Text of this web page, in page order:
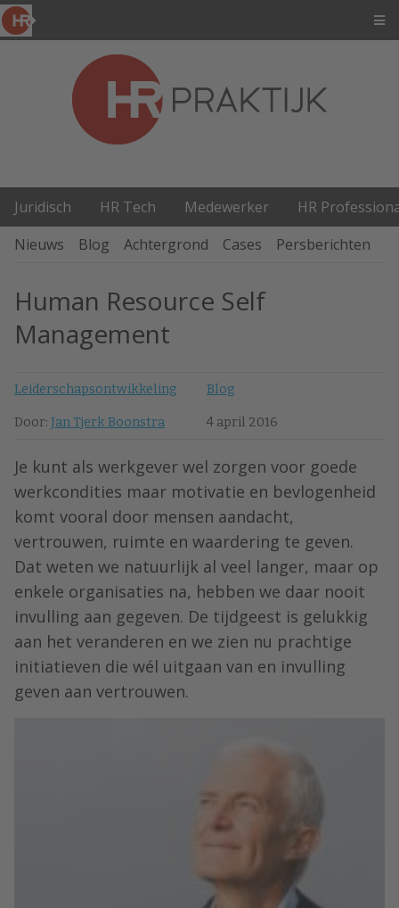
Juridisch HR Tech Medewerker
HR
Nieuws
Blog Achtergrond Cases Persberichten
Human Resource Self
Management
Leiderschapsontwikkeling Blog
Door: Jan Tjerk Boonstra 4 april 2016
Je kunt als werkgever wel zorgen voor goede
werkcondities maar motivatie en bevlogenheid
komt vooral door mensen aandacht,
vertrouwen, ruimte en waardering te geven.
Dat weten we natuurlijk al veel langer, maar op
enkele organisaties na, hebben we daar nooit
invulling aan gegeven. De tijdgeest is gelukkig
aan het veranderen en we zien nu prachtige
initiatieven die wél uitgaan van en invulling
geven aan vertrouwen.